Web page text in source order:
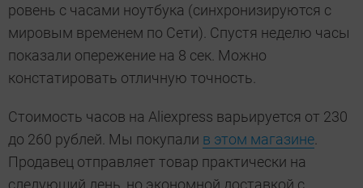
ровень с часами ноутбука (синхронизируются с
мировым временем по Сети). Спустя неделю часы
показали опережение на 8 сек. Можно
констатировать отличную точность.
Стоимость часов на Aliexpress варьируется от 230
до 260 рублей. Мы покупали в этом магазине
Продавец отправляет товар практически на
следующий день, но экономной доставкой с